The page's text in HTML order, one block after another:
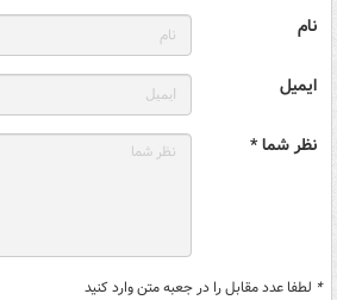
نام
ایمیل
نظر شما *
* لطفا عدد مقابل را در جعبه متن وارد کنید